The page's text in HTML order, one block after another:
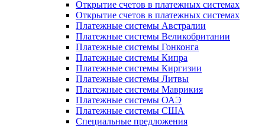
Открытие счетов в платежных системах
Открытие счетов в платежных системах
Платежные системы Австралии
Платежные системы Великобритании
Платежные системы Гонконга
Платежные системы Кипра
Платежные системы Киргизии
Платежные системы Литвы
Платежные системы Маврикия
Платежные системы ОАЭ
Платежные системы США
Специальные предложения